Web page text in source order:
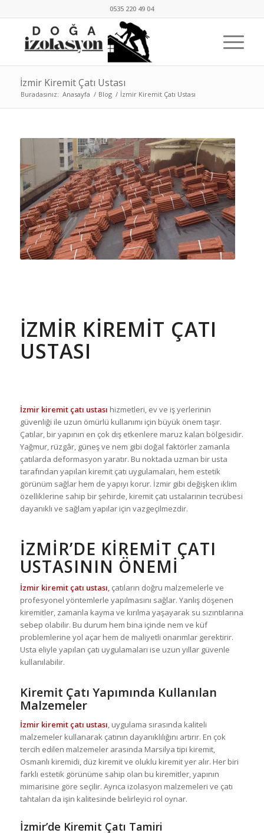
0535 220 49 04
İzmir Kiremit Çatı Ustası
Buradasınız: Anasayfa / Blog / İzmir Kiremit Çatı Ustası
İZMIR KIREMIT ÇATI
USTASI
İzmir kiremit çatı ustası hizmetleri, ev ve iş yerlerinin
güvenliği ile uzun ömürlü kullanımı için büyük önem taşır.
Çatılar, bir yapının en çok dış etkenlere maruz kalan bölgesidir.
Yağmur, rüzgâr, güneş ve nem gibi doğal faktörler zamanla
çatılarda deformasyon yaratır. Bu noktada uzman bir usta
tarafından yapılan kiremit çatı uygulamaları, hem estetik
görünüm sağlar hem de yapıyı korur. İzmir gibi değişken iklim
özelliklerine sahip bir şehirde, kiremit çatı ustalarının tecrübesi
dayanıklı ve sağlam yapılar için vazgeçilmezdir.
İZMIR’DE KIREMIT ÇATI
USTASININ ÖNEMI
İzmir kiremit çatı ustası,çatıların doğru malzemelerle ve
profesyonel yöntemlerle yapılmasını sağlar. Yanlış döşenen
kiremitler, zamanla kayma ve kırılma yaşayarak su sızıntılarına
sebep olabilir. Bu durum hem bina içinde nem ve küf
problemlerine yol açar hem de maliyetli onarımlar gerektirir.
Usta eliyle yapılan çatı uygulamaları ise uzun yıllar güvenle
kullanılabilir.
Kiremit Çatı Yapımında Kullanılan
Malzemeler
İzmir kiremit çatı ustası, uygulama sırasında kaliteli
malzemeler kullanarak çatının dayanıklılığını artırır. En çok
tercih edilen malzemeler arasında Marsilya tipi kiremit,
Osmanlı kiremidi, düz kiremit ve oluklu kiremit yer alır. Her biri
farklı estetik görünüme sahip olan bu kiremitler, yapının
mimarisine göre seçilir. Ayrıca izolasyon malzemeleri ve çatı
tahtaları da işin kalitesinde belirleyici rol oynar.
İzmir’de Kiremit Çatı Tamiri